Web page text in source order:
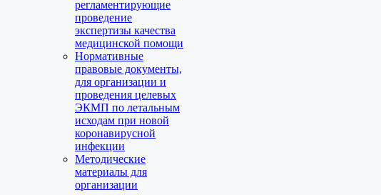
регламентирующие
проведение
экспертизы качества
медицинской помощи
Нормативные
правовые документы,
для организации и
проведения целевых
ЭКМП по летальным
исходам при новой
коронавирусной
инфекции
Методические
материалы для
организации